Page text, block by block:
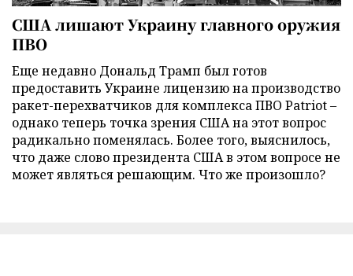
США лишают Украину главного оружия
ПВО
Еще недавно Дональд Трамп был готов
предоставить Украине лицензию на производство
ракет-перехватчиков для комплекса ПВО Patriot –
однако теперь точка зрения США на этот вопрос
радикально поменялась. Более того, выяснилось,
что даже слово президента США в этом вопросе не
может являться решающим. Что же произошло?